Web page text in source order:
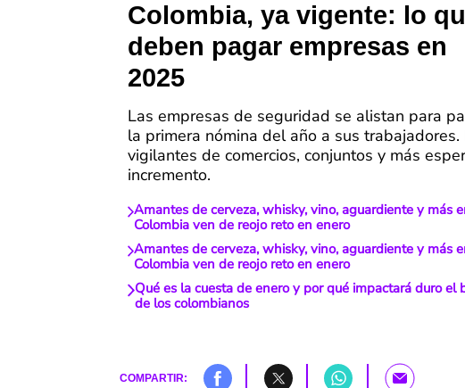
Colombia, ya vigente: lo
deben pagar empresas en
2025
Las empresas de seguridad se alistan para
la primera nómina del año a sus trabajadores.
vigilantes de comercios, conjuntos y más
incremento.
Amantes de cerveza, whisky, vino, aguardiente y más
Colombia ven de reojo reto en enero
Amantes de cerveza, whisky, vino, aguardiente y más
Colombia ven de reojo reto en enero
Qué es la cuesta de enero y por qué impactará duro el
de los colombianos
COMPARTIR: